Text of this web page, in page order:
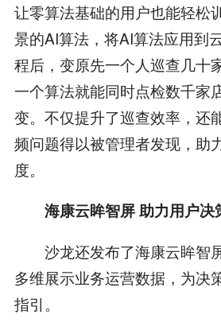
让零算法基础的用户也能轻松
景的AI算法，将AI算法应用到
程后，变原先一个人巡查几十
一个算法就能同时点检数千家
变。不仅提升了巡查效率，还
频问题得以被管理者发现，助
度。
海康云眸智屏 助力用户决
沙龙还发布了海康云眸智
多维展示业务运营数据，为决
指引。